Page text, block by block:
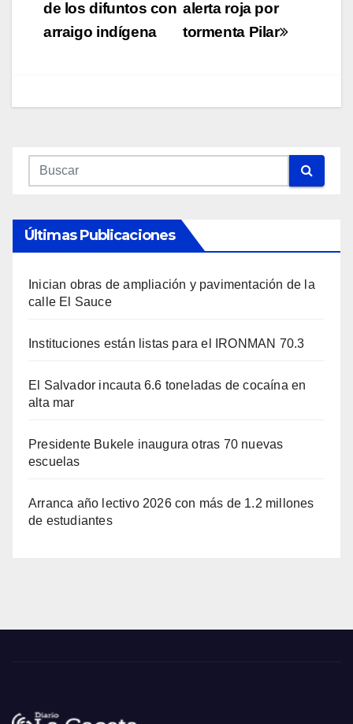
entradas
alerta roja por
tormenta Pilar
de los difuntos con
arraigo indígena
Últimas Publicaciones
Inician obras de ampliación y pavimentación de la
calle El Sauce
Instituciones están listas para el IRONMAN 70.3
El Salvador incauta 6.6 toneladas de cocaína en
alta mar
Presidente Bukele inaugura otras 70 nuevas
escuelas
Arranca año lectivo 2026 con más de 1.2 millones
de estudiantes